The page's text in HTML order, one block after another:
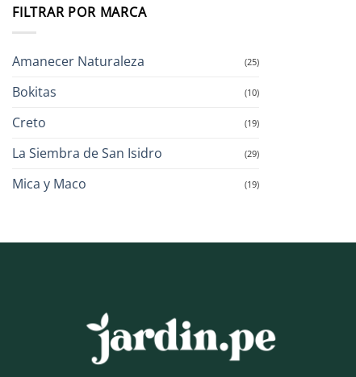
FILTRAR POR MARCA
Amanecer Naturaleza (25)
Bokitas (10)
Creto (19)
La Siembra de San Isidro (29)
Mica y Maco (19)